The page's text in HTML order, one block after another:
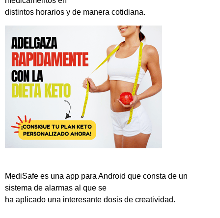
distintos horarios y de manera cotidiana.
MediSafe es una app para Android que consta de un
sistema de alarmas al que se
ha aplicado una interesante dosis de creatividad.